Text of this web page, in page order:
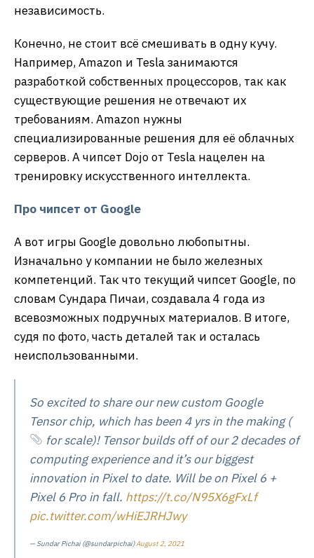
независимость.
Конечно, не стоит всё смешивать в одну кучу.
Например, Amazon и Tesla занимаются
разработкой собственных процессоров, так как
существующие решения не отвечают их
требованиям. Amazon нужны
специализированные решения для её облачных
серверов. А чипсет Dojo от Tesla нацелен на
тренировку искусственного интеллекта.
Про чипсет от Google
А вот игры Google довольно любопытны.
Изначально у компании не было железных
компетенций. Так что текущий чипсет Google, по
словам Сундара Пичаи, создавала 4 года из
всевозможных подручных материалов. В итоге,
судя по фото, часть деталей так и осталась
неиспользованными.
So excited to share our new custom Google
Tensor chip, which has been 4 yrs in the making (
for scale)! Tensor builds off of our 2 decades of
computing experience and it’s our biggest
innovation in Pixel to date. Will be on Pixel 6 +
Pixel 6 Pro in fall. https://t.co/N95X6gFxLf
pic.twitter.com/wHiEJRHJwy
— Sundar Pichai (@sundarpichai)August 2, 2021